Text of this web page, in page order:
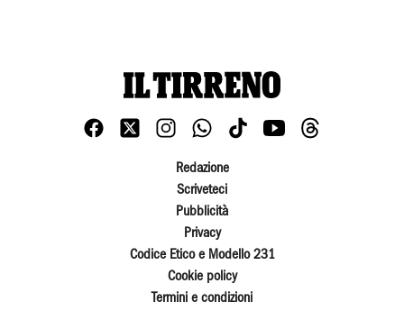
Redazione
Scriveteci
Pubblicità
Privacy
Codice Etico e Modello 231
Cookie policy
Termini e condizioni